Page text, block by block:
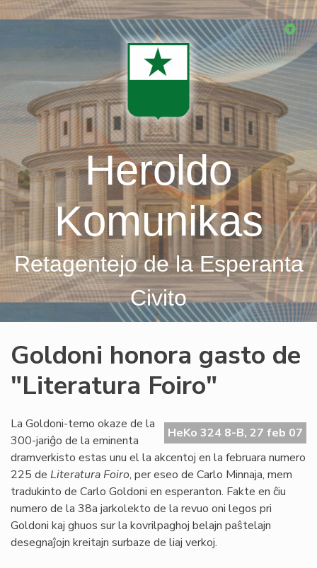
Skip
Heroldo
Komunikas
Retagentejo de la Esperanta
Civito
Goldoni honora gasto de
"Literatura Foiro"
HeKo 324 8-B, 27 feb 07
La Goldoni-temo okaze de la
300-jariĝo de la eminenta
dramverkisto estas unu el la akcentoj en la februara numero
225 de Literatura Foiro, per eseo de Carlo Minnaja, mem
tradukinto de Carlo Goldoni en esperanton. Fakte en ĉiu
numero de la 38a jarkolekto de la revuo oni legos pri
Goldoni kaj ghuos sur la kovrilpaghoj belajn paŝtelajn
desegnaĵojn kreitajn surbaze de liaj verkoj.